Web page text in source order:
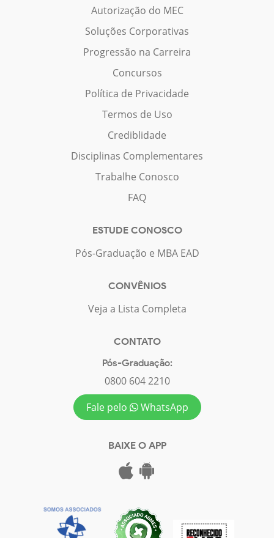
Autorização do MEC
Soluções Corporativas
Progressão na Carreira
Concursos
Política de Privacidade
Termos de Uso
Crediblidade
Disciplinas Complementares
Trabalhe Conosco
FAQ
ESTUDE CONOSCO
Pós-Graduação e MBA EAD
CONVÊNIOS
Veja a Lista Completa
CONTATO
Pós-Graduação:
0800 604 2210
Fale pelo
WhatsApp
BAIXE O APP